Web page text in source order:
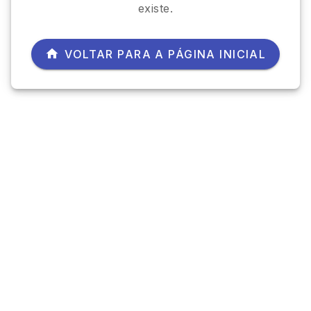
existe.
VOLTAR PARA A PÁGINA INICIAL